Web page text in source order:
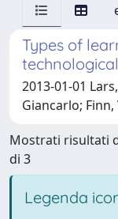
Types of
2013-01-01
Giancarlo;
Mostrati risultati
di 3
Legenda